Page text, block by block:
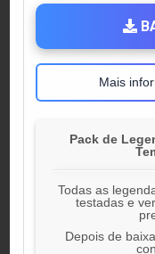
Mais
Pack de
Todas as
testadas e
Depois de